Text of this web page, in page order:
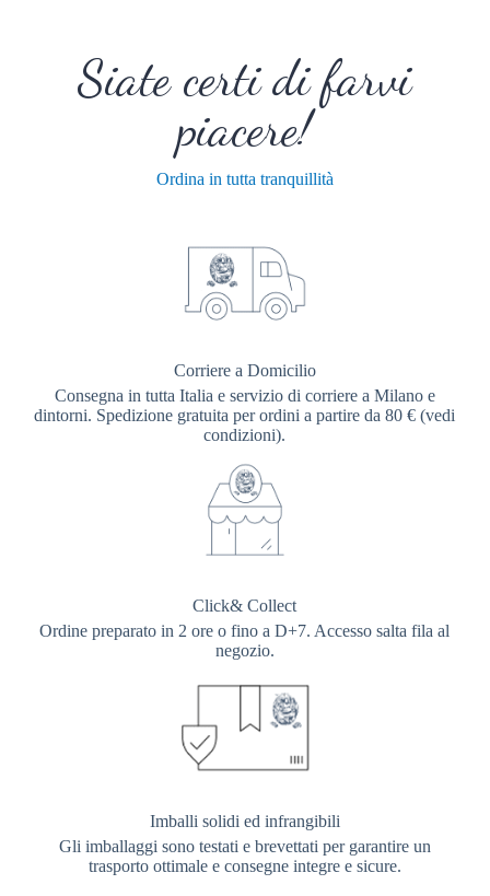
Siate certi di farvi
piacere!
Ordina in tutta tranquillità
Corriere a Domicilio
Consegna in tutta Italia e servizio di corriere a Milano e
dintorni. Spedizione gratuita per ordini a partire da 80 € (vedi
condizioni).
Click& Collect
Ordine preparato in 2 ore o fino a D+7. Accesso salta fila al
negozio.
Imballi solidi ed infrangibili
Gli imballaggi sono testati e brevettati per garantire un
trasporto ottimale e consegne integre e sicure.